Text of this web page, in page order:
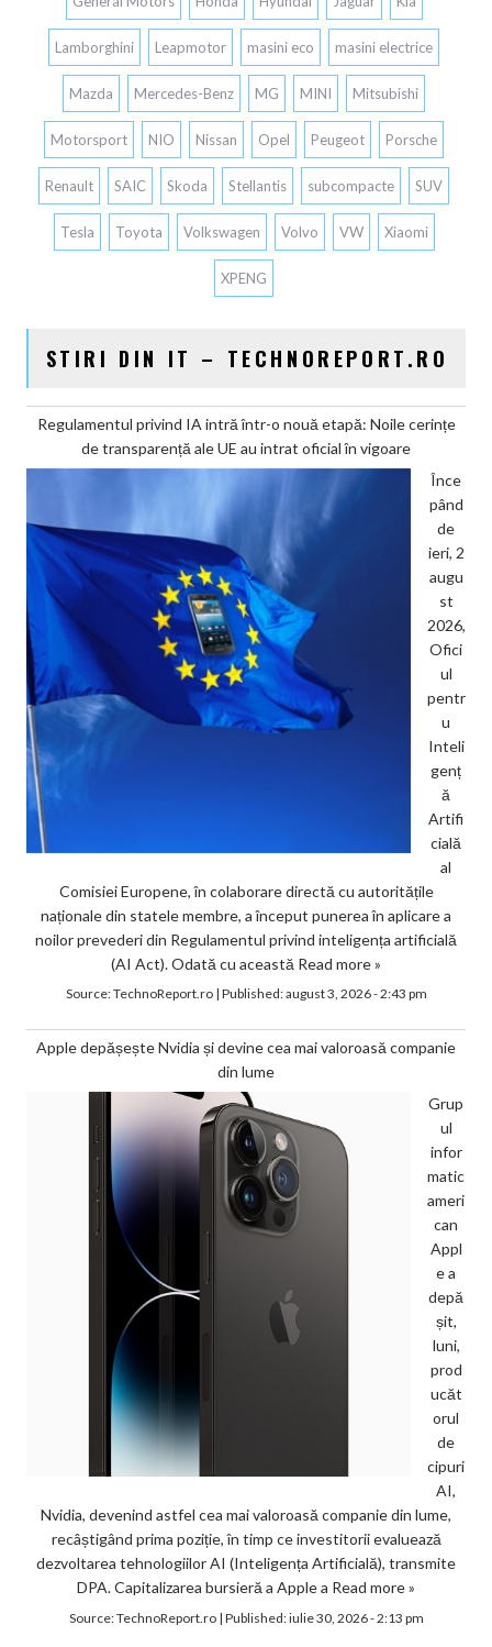
Lamborghini Leapmotor masini eco masini electrice
Mazda Mercedes-Benz MG MINI Mitsubishi
Motorsport NIO Nissan Opel Peugeot Porsche
Renault SAIC Skoda Stellantis subcompacte SUV
Tesla Toyota Volkswagen Volvo VW Xiaomi
XPENG
STIRI DIN IT – TECHNOREPORT.RO
Regulamentul privind IA intră într-o nouă etapă: Noile cerințe
de transparență ale UE au intrat oficial în vigoare
Înce
pând
de
ieri, 2
augu
st
2026,
Ofici
ul
pentr
u
Inteli
genț
ă
Artifi
cială
al
Comisiei Europene, în colaborare directă cu autoritățile
naționale din statele membre, a început punerea în aplicare a
noilor prevederi din Regulamentul privind inteligența artificială
(AI Act). Odată cu această Read more »
Source:TechnoReport.ro| Published:august 3, 2026 - 2:43 pm
Apple depășește Nvidia și devine cea mai valoroasă companie
din lume
Grup
ul
infor
matic
ameri
can
Appl
e a
depă
șit,
luni,
prod
ucăt
orul
de
cipuri
AI,
Nvidia, devenind astfel cea mai valoroasă companie din lume,
recâștigând prima poziție, în timp ce investitorii evaluează
dezvoltarea tehnologiilor AI (Inteligența Artificială), transmite
DPA. Capitalizarea bursieră a Apple a Read more »
Source:TechnoReport.ro| Published:iulie 30, 2026 - 2:13 pm